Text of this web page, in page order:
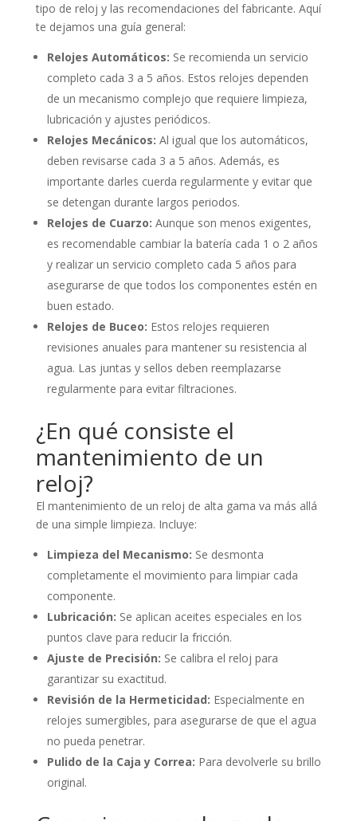
tipo de reloj y las recomendaciones del fabricante. Aquí
te dejamos una guía general:
Relojes Automáticos: Se recomienda un servicio
completo cada 3 a 5 años. Estos relojes dependen
de un mecanismo complejo que requiere limpieza,
lubricación y ajustes periódicos.
Relojes Mecánicos: Al igual que los automáticos,
deben revisarse cada 3 a 5 años. Además, es
importante darles cuerda regularmente y evitar que
se detengan durante largos periodos.
Relojes de Cuarzo: Aunque son menos exigentes,
es recomendable cambiar la batería cada 1 o 2 años
y realizar un servicio completo cada 5 años para
asegurarse de que todos los componentes estén en
buen estado.
Relojes de Buceo: Estos relojes requieren
revisiones anuales para mantener su resistencia al
agua. Las juntas y sellos deben reemplazarse
regularmente para evitar filtraciones.
¿En qué consiste el
mantenimiento de un
reloj?
El mantenimiento de un reloj de alta gama va más allá
de una simple limpieza. Incluye:
Limpieza del Mecanismo: Se desmonta
completamente el movimiento para limpiar cada
componente.
Lubricación: Se aplican aceites especiales en los
puntos clave para reducir la fricción.
Ajuste de Precisión: Se calibra el reloj para
garantizar su exactitud.
Revisión de la Hermeticidad: Especialmente en
relojes sumergibles, para asegurarse de que el agua
no pueda penetrar.
Pulido de la Caja y Correa: Para devolverle su brillo
original.